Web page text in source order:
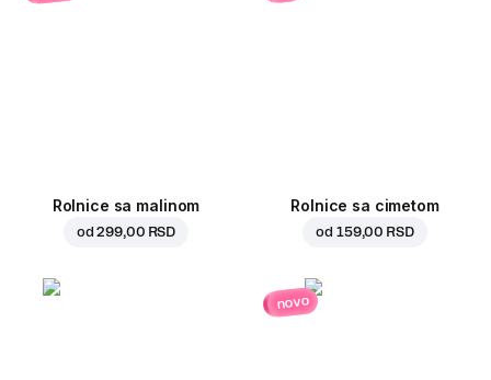
Rolnice sa malinom
od299,00 RSD
Rolnice sa cimetom
od 159,00 RSD
novo